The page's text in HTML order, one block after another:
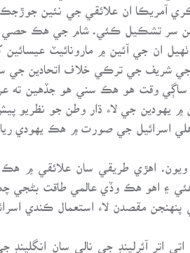
ڪري آمريڪا ان علائقي جي نئين
نئين سر تشڪيل ڪئي. شام جي هڪ حصي
ٺهيل ان جي آئين ۾ مارونائيٽ عيسائين
شريف جي ترڪي خلاف اتحادين جي
ساڳي وقت هو هڪ سني هو جڏهين ته
برطانيا پنهنجي مينڊيٽ جو استعمال ڪندي بالفور ڊيڪليريشن ذريعي 1917 ۾ فلسطين ۾ يهودين جي لاء ڌار وطن
هلي اسرائيل جي صورت ۾ هڪ يهودي
ويون. اهڙي طريقي سان علائقي ۾ هڪ
هئي ۽ اهو هڪ وڏي عالمي طاقت بڻجي
مقصدن لاء استعمال ڪندي
آئرلينڊ جي نالي سان انگلينڊ